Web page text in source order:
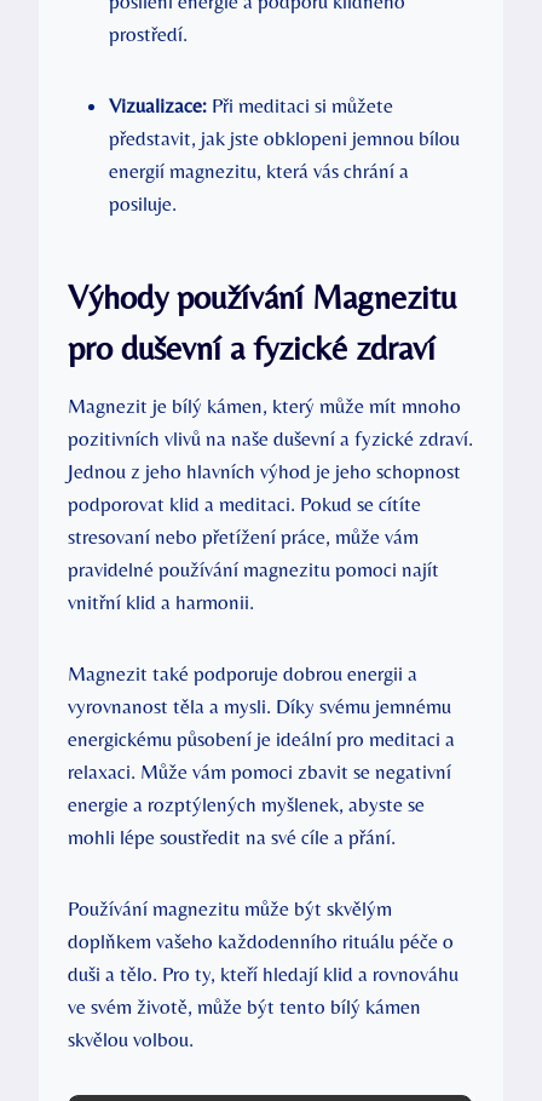
prostředí.
Vizualizace: Při meditaci si můžete
představit, jak jste obklopeni jemnou bílou
energií magnezitu, která vás chrání a
posiluje.
Výhody používání Magnezitu
pro duševní a fyzické zdraví
Magnezit je bílý kámen, který může mít mnoho
pozitivních vlivů na naše duševní a fyzické zdraví.
Jednou z jeho hlavních výhod je jeho schopnost
podporovat klid a meditaci. Pokud se cítíte
stresovaní nebo přetížení práce, může vám
pravidelné používání magnezitu pomoci najít
vnitřní klid a harmonii.
Magnezit také podporuje dobrou energii a
vyrovnanost těla a mysli. Díky svému jemnému
energickému působení je ideální pro meditaci a
relaxaci. Může vám pomoci zbavit se negativní
energie a rozptýlených myšlenek, abyste se
mohli lépe soustředit na své cíle a přání.
Používání magnezitu může být skvělým
doplňkem vašeho každodenního rituálu péče o
duši a tělo. Pro ty, kteří hledají klid a rovnováhu
ve svém životě, může být tento bílý kámen
skvělou volbou.